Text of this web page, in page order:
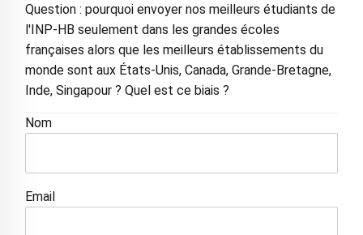
Question : pourquoi envoyer nos meilleurs étudiants de
l'INP-HB seulement dans les grandes écoles
françaises alors que les meilleurs établissements du
monde sont aux États-Unis, Canada, Grande-Bretagne,
Inde, Singapour ? Quel est ce biais ?
Nom
Email